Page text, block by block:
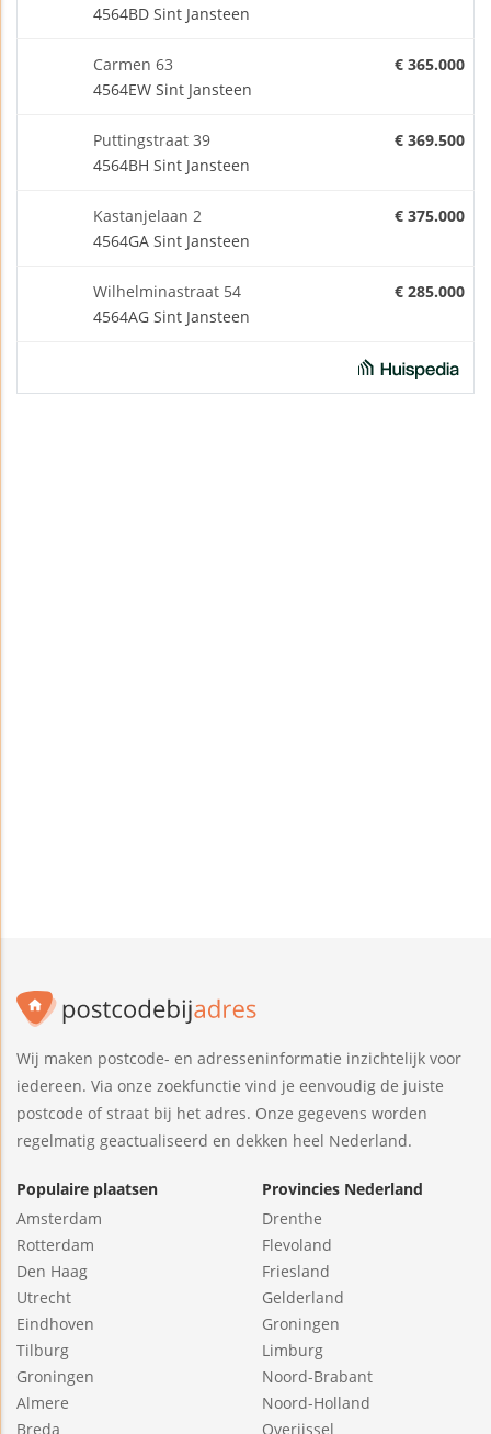
4564BD Sint Jansteen
Carmen 63
4564EW Sint Jansteen
€ 365.000
Puttingstraat 39
4564BH Sint Jansteen
€ 369.500
Kastanjelaan 2
4564GA Sint Jansteen
€ 375.000
Wilhelminastraat 54
4564AG Sint Jansteen
€ 285.000
Wij maken postcode- en adresseninformatie inzichtelijk voor
iedereen. Via onze zoekfunctie vind je eenvoudig de juiste
postcode of straat bij het adres. Onze gegevens worden
regelmatig geactualiseerd en dekken heel Nederland.
Populaire plaatsen
Amsterdam
Rotterdam
Den Haag
Utrecht
Eindhoven
Tilburg
Groningen
Almere
Breda
Provincies Nederland
Drenthe
Flevoland
Friesland
Gelderland
Groningen
Limburg
Noord-Brabant
Noord-Holland
Overijssel